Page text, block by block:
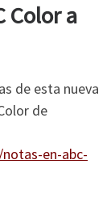
Color a
de esta nueva
de
en-abc-